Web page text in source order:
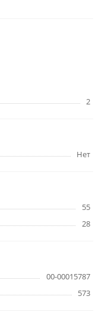
2
Нет
55
28
00-00015787
573